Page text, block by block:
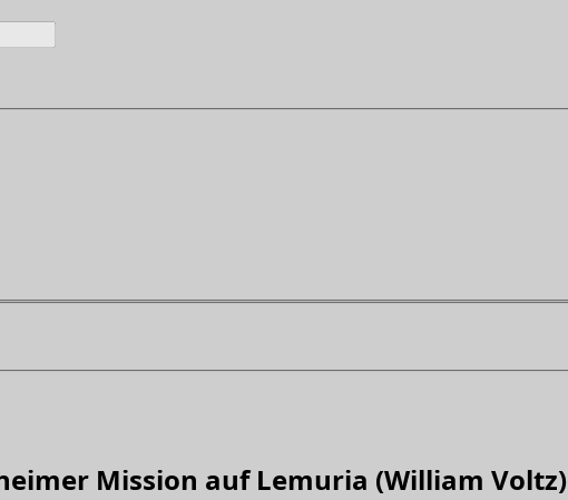
Mission auf Lemuria (William Voltz)